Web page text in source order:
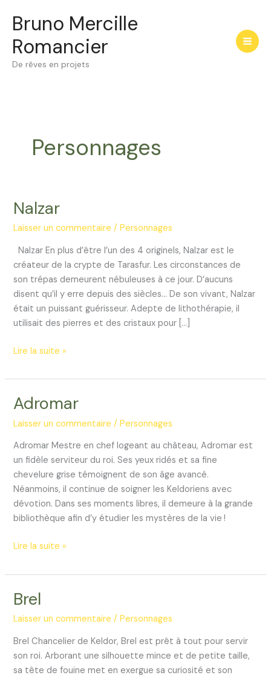
Bruno Mercille
Romancier
De rêves en projets
Personnages
Nalzar
Laisser un commentaire /Personnages
Nalzar En plus d’être l’un des 4 originels, Nalzar est le
créateur de la crypte de Tarasfur. Les circonstances de
son trépas demeurent nébuleuses à ce jour. D’aucuns
disent qu’il y erre depuis des siècles… De son vivant, Nalzar
était un puissant guérisseur. Adepte de lithothérapie, il
utilisait des pierres et des cristaux pour […]
Nalzar
Lire la suite »
Adromar
Laisser un commentaire /Personnages
Adromar Mestre en chef logeant au château, Adromar est
un fidèle serviteur du roi. Ses yeux ridés et sa fine
chevelure grise témoignent de son âge avancé.
Néanmoins, il continue de soigner les Keldoriens avec
dévotion. Dans ses moments libres, il demeure à la grande
bibliothèque afin d’y étudier les mystères de la vie !
Adromar
Lire la suite »
Brel
Laisser un commentaire /Personnages
Brel Chancelier de Keldor, Brel est prêt à tout pour servir
son roi. Arborant une silhouette mince et de petite taille,
sa tête de fouine met en exergue sa curiosité et son